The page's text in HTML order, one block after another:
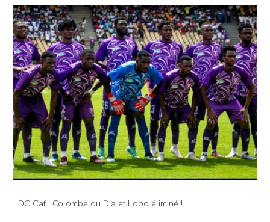
LDC Caf : Colombe du Dja et Lobo éliminé !